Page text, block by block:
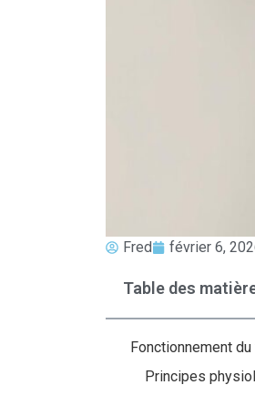
Fred février 6,
Table des
Fonctionnement
Principes